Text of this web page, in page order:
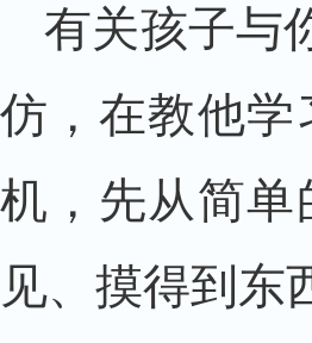
有关孩子与
仿，在教他
机，先从简
见、摸得到东